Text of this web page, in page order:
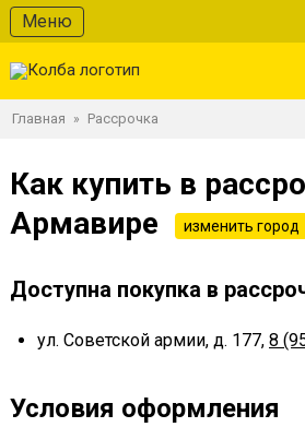
Меню
Главная » Рассрочка
Как купить в
Армавире
изменить город
Доступна покупка в
ул. Советской армии, д. 177, 8
Условия оформления